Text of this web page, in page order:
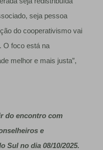
seja pessoa
do cooperativismo vai
O foco está na
melhor e mais justa”,
do encontro com
e
Sul no dia 08/10/2025.